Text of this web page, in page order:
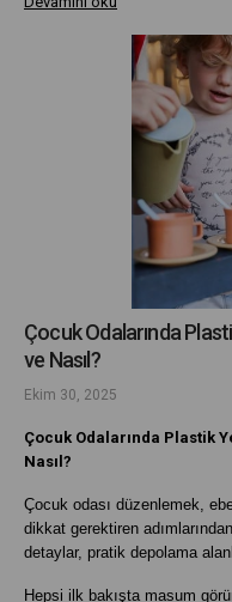
Çocuk Odalarında
ve Nasıl?
Ekim 30, 2025
Çocuk Odalarında Plastik
Nasıl?
Çocuk odası düzenlemek,
dikkat gerektiren
detaylar, pratik depolama
Hepsi ilk bakışta masum